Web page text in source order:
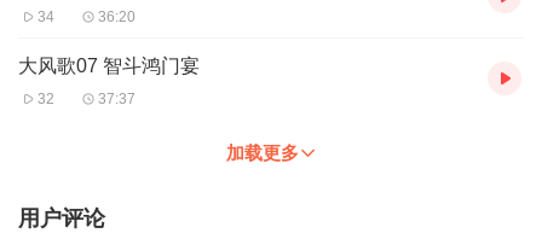
34 36:20
大风歌07 智斗鸿门宴
32 37:37
加载更多
用户评论